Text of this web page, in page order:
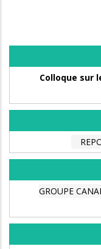
Colloque sur
GROUPE